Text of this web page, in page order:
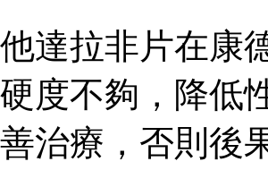
他達拉非片在康
硬度不夠，降低
善治療，否則後